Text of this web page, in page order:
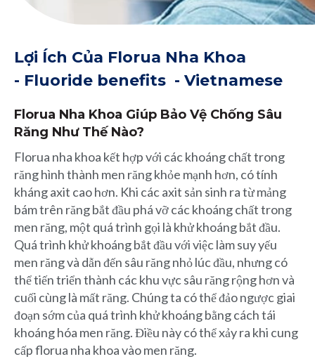
Lợi Ích Của Florua Nha Khoa
- Fluoride benefits - Vietnamese
Florua Nha Khoa Giúp Bảo Vệ Chống Sâu
Răng Như Thế Nào?
Florua nha khoa kết hợp với các khoáng chất trong
răng hình thành men răng khỏe mạnh hơn, có tính
kháng axit cao hơn. Khi các axit sản sinh ra từ mảng
bám trên răng bắt đầu phá vỡ các khoáng chất trong
men răng, một quá trình gọi là khử khoáng bắt đầu.
Quá trình khử khoáng bắt đầu với việc làm suy yếu
men răng và dẫn đến sâu răng nhỏ lúc đầu, nhưng có
thể tiến triển thành các khu vực sâu răng rộng hơn và
cuối cùng là mất răng. Chúng ta có thể đảo ngược giai
đoạn sớm của quá trình khử khoáng bằng cách tái
khoáng hóa men răng. Điều này có thể xảy ra khi cung
cấp florua nha khoa vào men răng.